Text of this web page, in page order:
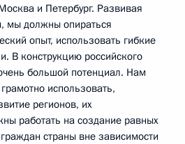
и Петербург. Развивая
мы должны опираться
опыт, использовать гибкие
В конструкцию российского
большой потенциал. Нам
использовать,
регионов, их
работать на создание равных
страны вне зависимости